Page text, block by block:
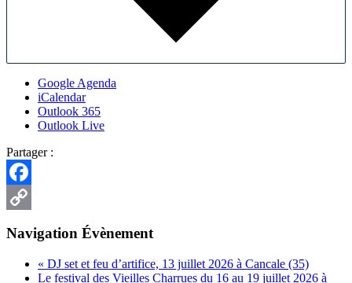
Google Agenda
iCalendar
Outlook 365
Outlook Live
Partager :
Facebook
Navigation Évènement
« DJ set et feu d’artifice, 13 juillet 2026 à Cancale (35)
Le festival des Vieilles Charrues du 16 au 19 juillet 2026 à